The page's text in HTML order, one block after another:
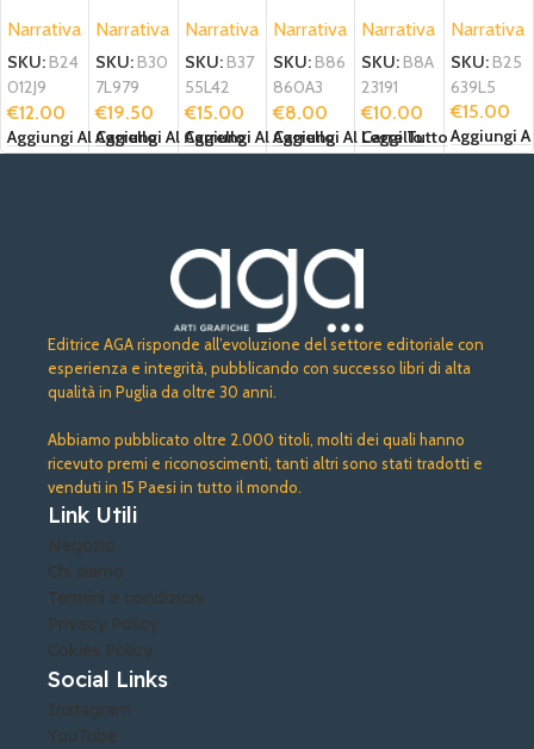
sei
Narrativa
SKU: B24
012J9
€12.00
Aggiungi Al Carrello
volta
Narrativa
SKU: B30
7L979
€19.50
Aggiungi Al Carrello
confess
ioni
Narrativa
SKU: B37
55L42
€15.00
Aggiungi Al Carrello
a
Narrativa
SKU: B86
860A3
€8.00
Aggiungi Al Carrello
e più
bella
Narrativa
SKU: B8A
23191
€10.00
Leggi Tutto
l’utopia
estiva
di
rosso
Narrativa
SKU: B25
639L5
€15.00
Aggiungi
Editrice AGA risponde all’evoluzione del settore editoriale con
esperienza e integrità, pubblicando con successo libri di alta
qualità in Puglia da oltre 30 anni.
Abbiamo pubblicato oltre 2.000 titoli, molti dei quali hanno
ricevuto premi e riconoscimenti, tanti altri sono stati tradotti e
venduti in 15 Paesi in tutto il mondo.
Link Utili
Negozio
Chi siamo
Termini e condizioni
Privacy Policy
Cokies Policy
Social Links
Instagram
YouTube